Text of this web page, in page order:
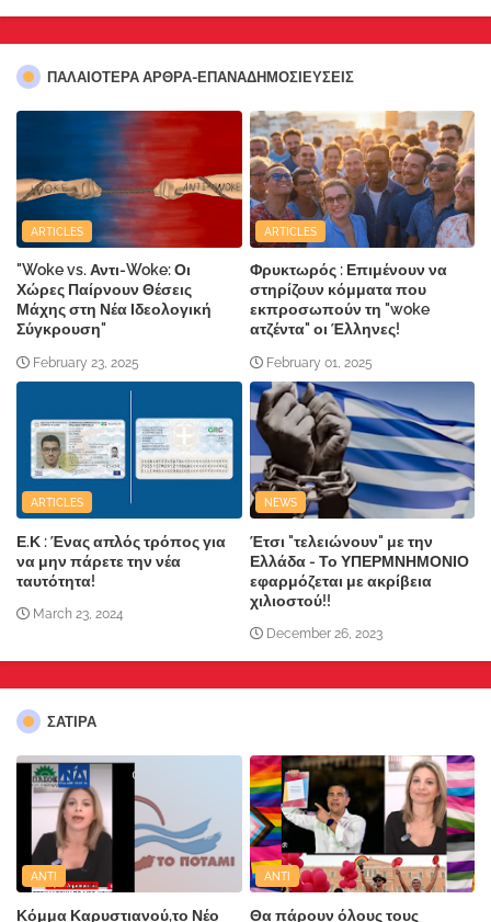
ΠΑΛΑΙΟΤΕΡΑ ΑΡΘΡΑ-ΕΠΑΝΑΔΗΜΟΣΙΕΥΣΕΙΣ
ARTICLES
"Woke vs. Αντι-Woke: Οι
Χώρες Παίρνουν Θέσεις
Μάχης στη Νέα Ιδεολογική
Σύγκρουση"
February 23, 2025
ARTICLES
Φρυκτωρός : Επιμένουν να
στηρίζουν κόμματα που
εκπροσωπούν τη "woke
ατζέντα" οι Έλληνες!
February 01, 2025
ARTICLES
Ε.Κ : Ένας απλός τρόπος για
να μην πάρετε την νέα
ταυτότητα!
March 23, 2024
NEWS
Έτσι "τελειώνουν" με την
Ελλάδα - Το ΥΠΕΡΜΝΗΜΟΝΙΟ
εφαρμόζεται με ακρίβεια
χιλιοστού!!
December 26, 2023
ΣΑΤΙΡΑ
ANTI
Κόμμα Καρυστιανού,το Νέο
ANTI
Θα πάρουν όλους τους